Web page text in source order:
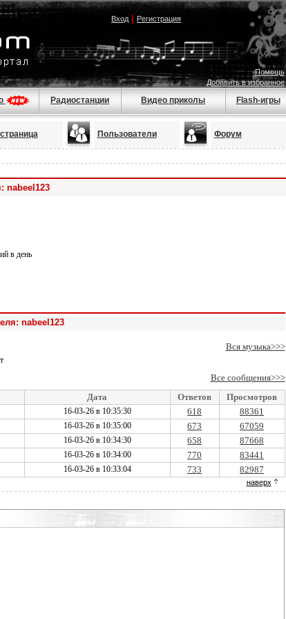
Вход| Регистрация
Помощь
Добавить в избранное
Радиостанции Видео приколы Flash-игры
Пользователи Форум
nabeel123
в день
nabeel123
Вся музыка>>>
Все сообщения>>>
Дата Ответов Просмотров
16-03-26 в 10:35:30 618 88361
16-03-26 в 10:35:00 673 67059
16-03-26 в 10:34:30 658 87668
16-03-26 в 10:34:00 770 83441
16-03-26 в 10:33:04 733 82987
наверх